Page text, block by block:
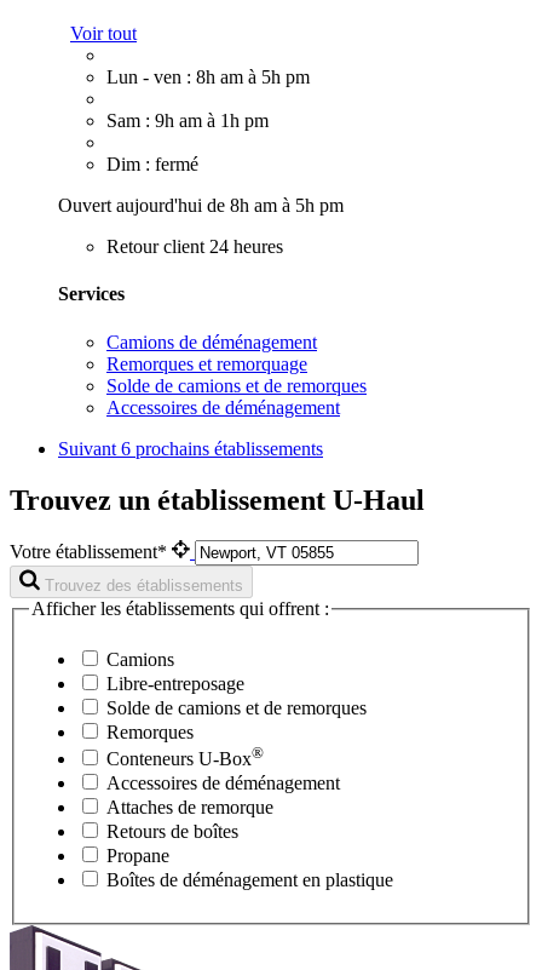
Voir tout
Lun - ven : 8h am à 5h pm
Sam : 9h am à 1h pm
Dim : fermé
Ouvert aujourd'hui de 8h am à 5h pm
Retour client 24 heures
Services
Camions de déménagement
Remorques et remorquage
Solde de camions et de remorques
Accessoires de déménagement
Suivant 6 prochains établissements
Trouvez un établissement U-Haul
Votre établissement*
Trouvez des établissements
Afficher les établissements qui offrent :
Camions
Libre-entreposage
Solde de camions et de remorques
Remorques
Conteneurs U-Box®
Accessoires de déménagement
Attaches de remorque
Retours de boîtes
Propane
Boîtes de déménagement en plastique